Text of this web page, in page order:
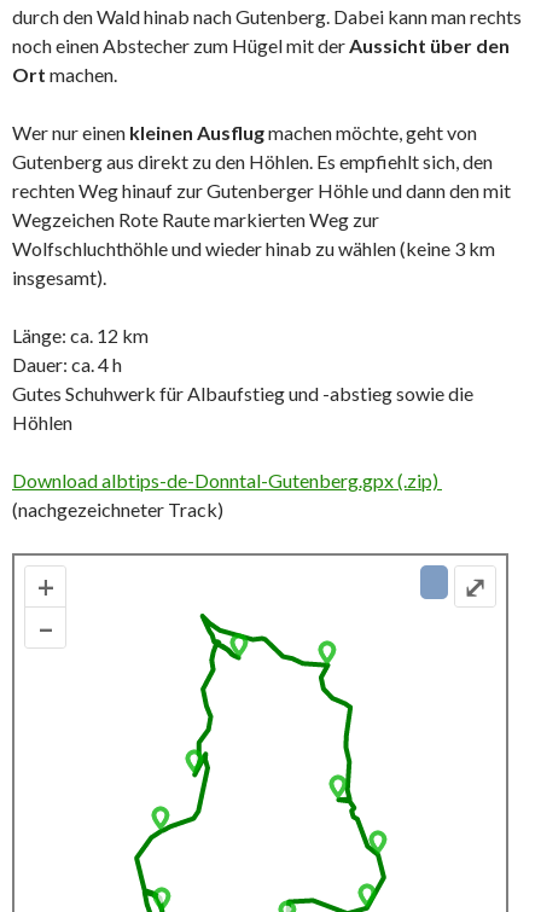
durch den Wald hinab nach Gutenberg. Dabei kann man rechts
noch einen Abstecher zum Hügel mit derAussicht über den
Ort machen.
Wer nur einen kleinen Ausflugmachen möchte, geht von
Gutenberg aus direkt zu den Höhlen. Es empfiehlt sich, den
rechten Weg hinauf zur Gutenberger Höhle und dann den mit
Wegzeichen Rote Raute markierten Weg zur
Wolfschluchthöhle und wieder hinab zu wählen (keine 3 km
insgesamt).
Länge: ca. 12 km
Dauer: ca. 4 h
Gutes Schuhwerk für Albaufstieg und -abstieg sowie die
Höhlen
Download albtips-de-Donntal-Gutenberg.gpx (.zip)
(nachgezeichneter Track)
+
–
⤢